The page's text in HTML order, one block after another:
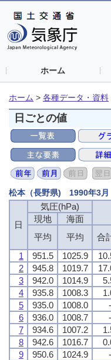
ホーム
ホーム > 各種データ・資料
日ごとの値
松本（長野県) 1990年3
日
気圧(hPa)
現地
海面
平均
平均 合
1
951.5 1025.9
2
945.8 1019.7
3
942.0 1014.9
4
935.8 1008.3
5
935.0 1008.0
6
936.0 1008.7
7
934.6 1007.2
8
942.6 1016.7
9
950.6 1024.9